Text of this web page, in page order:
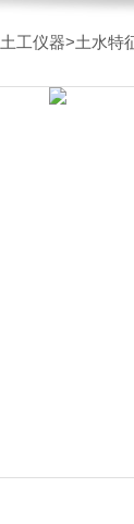
土工仪器>土水特